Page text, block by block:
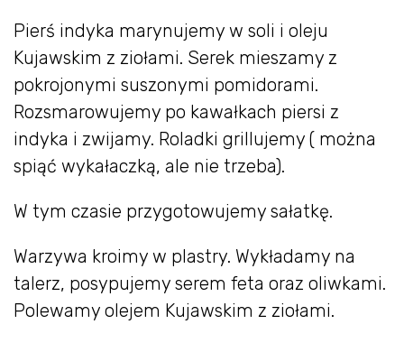
Pierś indyka marynujemy w soli i oleju
Kujawskim z ziołami. Serek mieszamy z
pokrojonymi suszonymi pomidorami.
Rozsmarowujemy po kawałkach piersi z
indyka i zwijamy. Roladki grillujemy ( można
spiąć wykałaczką, ale nie trzeba).
W tym czasie przygotowujemy sałatkę.
Warzywa kroimy w plastry. Wykładamy na
talerz, posypujemy serem feta oraz oliwkami.
Polewamy olejem Kujawskim z ziołami.